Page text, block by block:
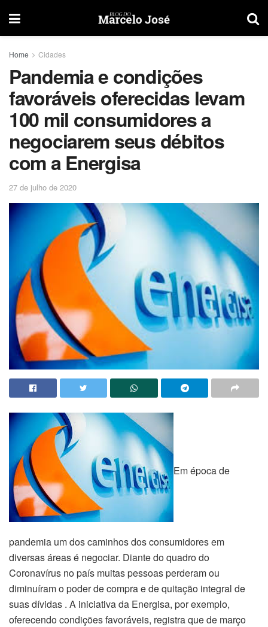
Home Cidades
Pandemia e condições
favoráveis oferecidas levam
100 mil consumidores a
negociarem seus débitos
com a Energisa
27 de julho de 2020
Em época de
pandemia um dos caminhos dos consumidores em
diversas áreas é negociar. Diante do quadro do
Coronavírus no país muitas pessoas perderam ou
diminuíram o poder de compra e de quitação integral de
suas dívidas . A iniciativa da Energisa, por exemplo,
oferecendo condições favoráveis, registra que de março